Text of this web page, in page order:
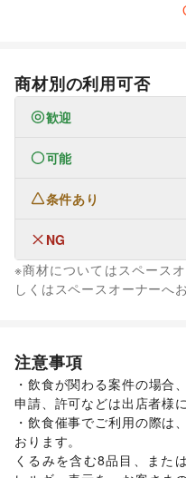
商材別の利用可否
歓迎
フード・飲食
軽食・ホットスナック
物産展・マルシェ
可能
ファッション
ユニセックス
/ジュエリー・アクセサリ
靴/バッグ・革小物/ファ
キッチン雑貨・調理器具
手芸・ハンドメイド/DIY
園芸・ガーデニング/花・
犬・猫・ペット/日用雑貨
その他インテリア・生活雑
生活サービス
条件あり
なしNG
生活サービス
携帯キャリア・格安SIM/
※商材についてはスペース
しくはスペースオーナーへ
注意事項
・飲食が関わる案件の場合
申請、許可などは出店者様
・飲食催事でご利用の際は
おります。
くるみを含む8品目、また